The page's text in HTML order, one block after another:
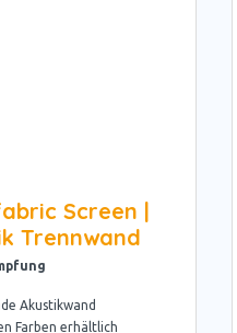
Screen |
Trennwand
Akustikwand
Farben erhältlich